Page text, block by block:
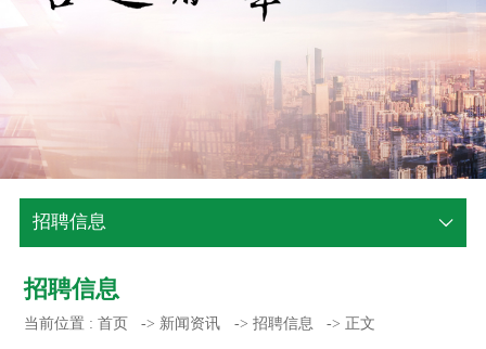
招聘信息
招聘信息
当前位置 :首页 -> 新闻资讯 -> 招聘信息 -> 正文